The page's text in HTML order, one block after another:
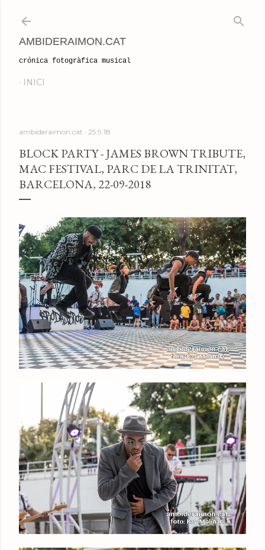
AMBIDERAIMON.CAT
crónica fotogràfica musical
INICI
ambideraimon.cat 25.9.18
BLOCK PARTY - JAMES BROWN TRIBUTE,
MAC FESTIVAL, PARC DE LA TRINITAT,
BARCELONA, 22-09-2018